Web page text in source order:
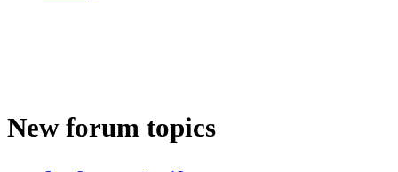
New forum topics